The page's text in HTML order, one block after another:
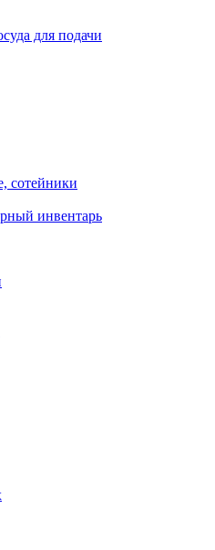
для подачи
сотейники
инвентарь